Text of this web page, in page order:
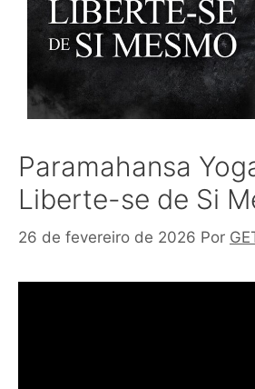
Paramahansa
Liberte-se de Si
26 de fevereiro de 2026 Por